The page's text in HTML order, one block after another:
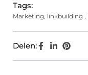
Tags:
Marketing, linkbuilding ,
Delen: